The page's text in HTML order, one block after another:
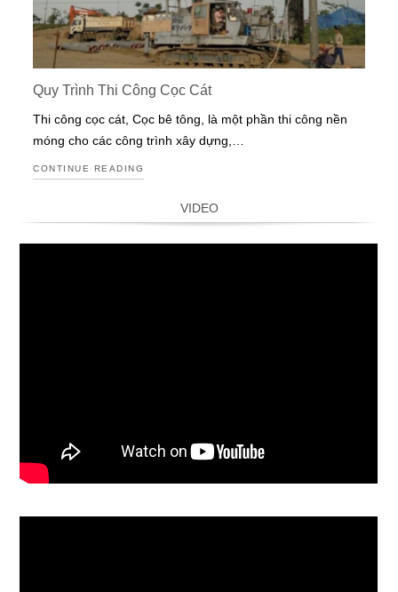
Quy Trình Thi Công Cọc Cát
Thi công cọc cát, Cọc bê tông, là một phần thi công nền
móng cho các công trình xây dựng,…
CONTINUE READING
VIDEO